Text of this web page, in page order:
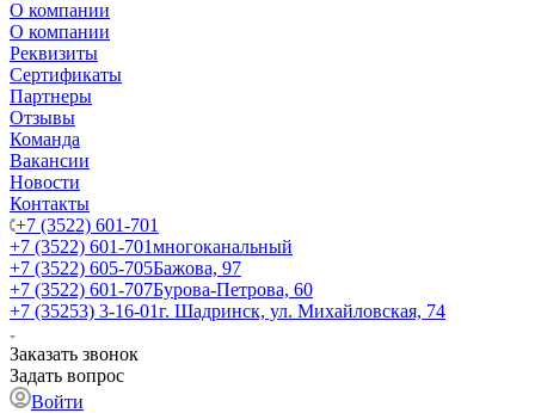
О компании
О компании
Реквизиты
Сертификаты
Партнеры
Отзывы
Команда
Вакансии
Новости
Контакты
+7 (3522) 601-701
+7 (3522) 601-701многоканальный
+7 (3522) 605-705Бажова, 97
+7 (3522) 601-707Бурова-Петрова, 60
+7 (35253) 3-16-01г. Шадринск, ул. Михайловская, 74
Заказать звонок
Задать вопрос
Войти